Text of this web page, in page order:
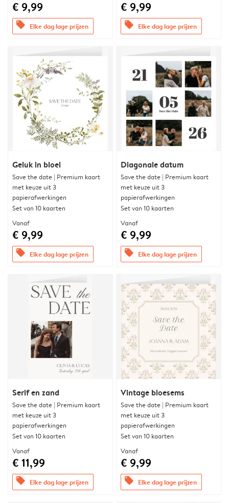
€ 9,99
offers Elke dag lage prijzen
€ 9,99
offers Elke dag lage prijzen
Geluk in bloei
Save the date | Premium kaart
met keuze uit 3
papierafwerkingen
Set van 10 kaarten
Vanaf
€ 9,99
offers Elke dag lage prijzen
Diagonale datum
Save the date | Premium kaart
met keuze uit 3
papierafwerkingen
Set van 10 kaarten
Vanaf
€ 9,99
offers Elke dag lage prijzen
Serif en zand
Save the date | Premium kaart
met keuze uit 3
papierafwerkingen
Set van 10 kaarten
Vanaf
€ 11,99
offers Elke dag lage prijzen
Vintage bloesems
Save the date | Premium kaart
met keuze uit 3
papierafwerkingen
Set van 10 kaarten
Vanaf
€ 9,99
offers Elke dag lage prijzen